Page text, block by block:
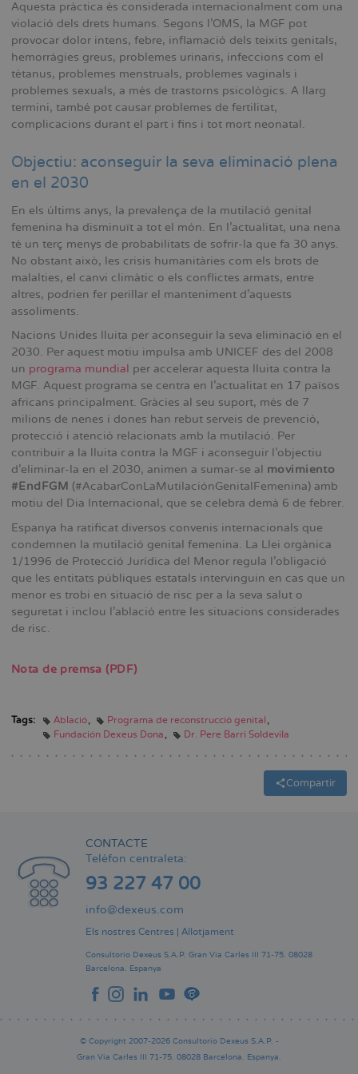
Aquesta pràctica és considerada internacionalment com una
violació dels drets humans. Segons l'OMS, la MGF pot
provocar dolor intens, febre, inflamació dels teixits genitals,
hemorràgies greus, problemes urinaris, infeccions com el
tètanus, problemes menstruals, problemes vaginals i
problemes sexuals, a més de trastorns psicològics. A llarg
termini, també pot causar problemes de fertilitat,
complicacions durant el part i fins i tot mort neonatal.
Objectiu: aconseguir la seva eliminació plena
en el 2030
En els últims anys, la prevalença de la mutilació genital
femenina ha disminuït a tot el món. En l'actualitat, una nena
té un terç menys de probabilitats de sofrir-la que fa 30 anys.
No obstant això, les crisis humanitàries com els brots de
malalties, el canvi climàtic o els conflictes armats, entre
altres, podrien fer perillar el manteniment d'aquests
assoliments.
Nacions Unides lluita per aconseguir la seva eliminació en el
2030. Per aquest motiu impulsa amb UNICEF des del 2008
un programa mundial per accelerar aquesta lluita contra la
MGF. Aquest programa se centra en l'actualitat en 17 països
africans principalment. Gràcies al seu suport, més de 7
milions de nenes i dones han rebut serveis de prevenció,
protecció i atenció relacionats amb la mutilació. Per
contribuir a la lluita contra la MGF i aconseguir l'objectiu
d'eliminar-la en el 2030, animen a sumar-se al movimiento
#EndFGM (#AcabarConLaMutilaciónGenitalFemenina) amb
motiu del Dia Internacional, que se celebra demà 6 de febrer.
Espanya ha ratificat diversos convenis internacionals que
condemnen la mutilació genital femenina. La Llei orgànica
1/1996 de Protecció Jurídica del Menor regula l'obligació
que les entitats públiques estatals intervinguin en cas que un
menor es trobi en situació de risc per a la seva salut o
seguretat i inclou l'ablació entre les situacions considerades
de risc.
Nota de premsa (PDF)
Tags: Ablació
Programa de reconstrucció genital
Fundación Dexeus Dona
Dr. Pere Barri Soldevila
Compartir
CONTACTE
Telèfon centraleta:
93 227 47 00
info@dexeus.com
Els nostres Centres Allotjament
Consultorio Dexeus S.A.P. Gran Via Carles III 71-75. 08028
Barcelona. Espanya
© Copyright 2007-2026 Consultorio Dexeus S.A.P. -
Gran Via Carles III 71-75. 08028 Barcelona. Espanya.